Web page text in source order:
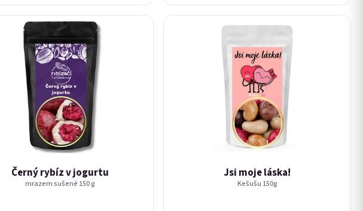
Černý rybíz v jogurtu
mrazem sušené 150 g
Jsi moje láska!
Kešušu 150g